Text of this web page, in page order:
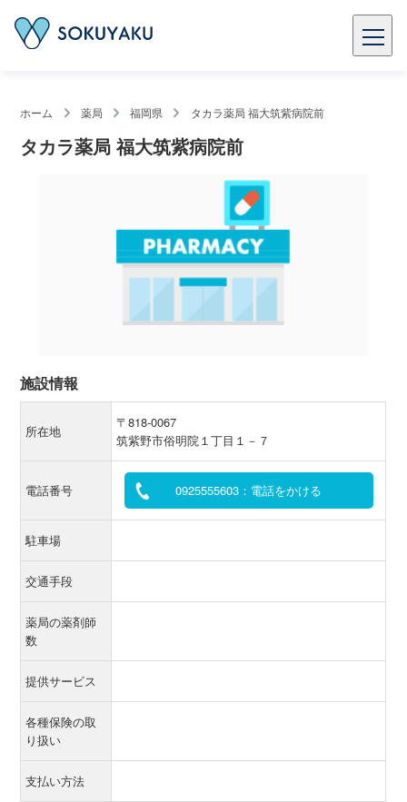
ホーム 薬局 福岡県 タカラ薬局 福大筑紫病院前
タカラ薬局 福大筑紫病院前
施設情報
所在地
〒818-0067
筑紫野市俗明院１丁目１－７
電話番号 0925555603：電話をかける
駐車場
交通手段
薬局の薬剤師
数
提供サービス
各種保険の取
り扱い
支払い方法